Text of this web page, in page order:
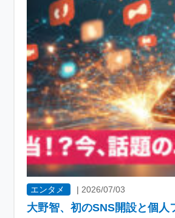
エンタメ |2026/07/03
大野智、初のSNS開設と個人